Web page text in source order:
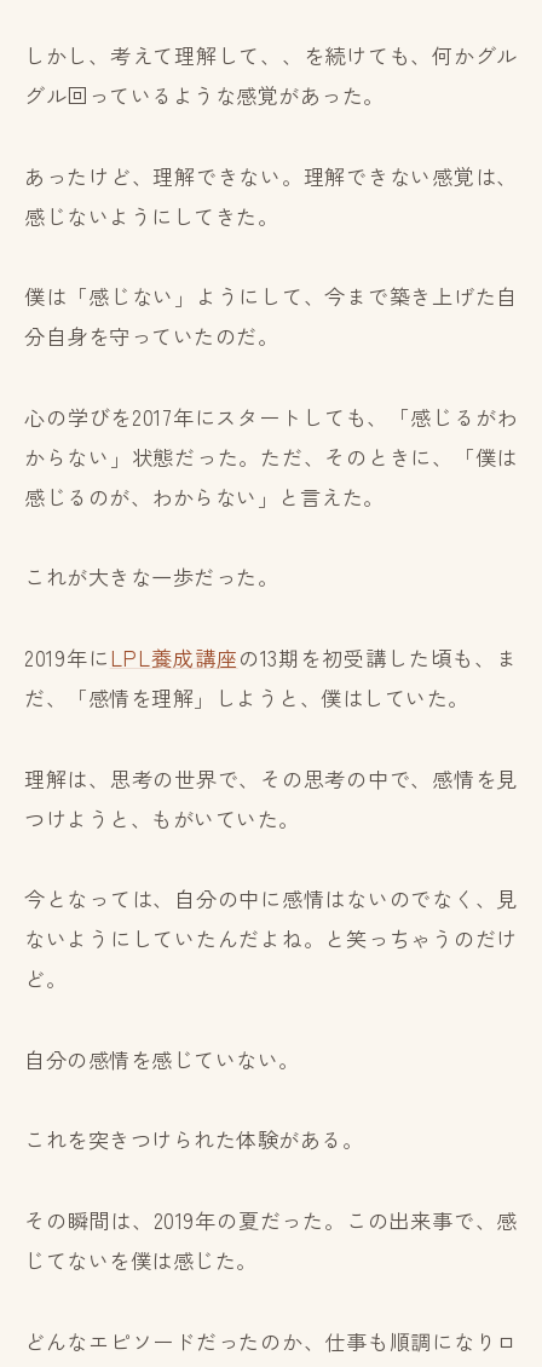
しかし、考えて理解して、、を続けても、何かグル
グル回っているような感覚があった。
あったけど、理解できない。理解できない感覚は、
感じないようにしてきた。
僕は「感じない」ようにして、今まで築き上げた自
分自身を守っていたのだ。
心の学びを2017年にスタートしても、「感じるがわ
からない」状態だった。ただ、そのときに、「僕は
感じるのが、わからない」と言えた。
これが大きな一歩だった。
2019年に LPL養成講座の13期を初受講した頃も、ま
だ、「感情を理解」しようと、僕はしていた。
理解は、思考の世界で、その思考の中で、感情を見
つけようと、もがいていた。
今となっては、自分の中に感情はないのでなく、見
ないようにしていたんだよね。と笑っちゃうのだけ
ど。
自分の感情を感じていない。
これを突きつけられた体験がある。
その瞬間は、2019年の夏だった。この出来事で、感
じてないを僕は感じた。
どんなエピソードだったのか、仕事も順調になりロ